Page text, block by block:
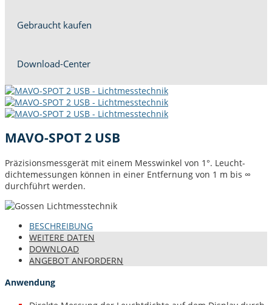
Gebraucht kaufen
Down­load-Cen­ter
MAVO-SPOT 2 USB
Präzi­sion­s­mess­gerät mit einem Mess­winkel von 1°. Leucht­
dichtemes­sun­gen kön­nen in ein­er Ent­fer­nung von 1 m bis ∞
durch­führt werden.
BESCHREI­BUNG
WEIT­ERE DATEN
DOWN­LOAD
ANGE­BOT ANFORDERN
Anwendung